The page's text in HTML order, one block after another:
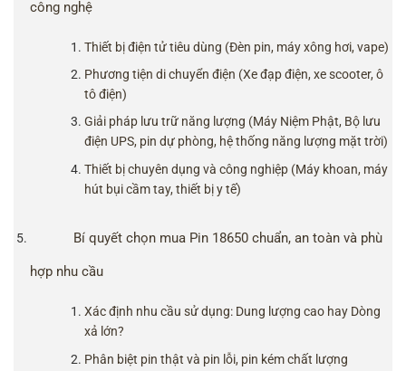
công nghệ
Thiết bị điện tử tiêu dùng (Đèn pin, máy xông hơi, vape)
Phương tiện di chuyển điện (Xe đạp điện, xe scooter, ô
tô điện)
Giải pháp lưu trữ năng lượng (Máy Niệm Phật, Bộ lưu
điện UPS, pin dự phòng, hệ thống năng lượng mặt trời)
Thiết bị chuyên dụng và công nghiệp (Máy khoan, máy
hút bụi cầm tay, thiết bị y tế)
Bí quyết chọn mua Pin 18650 chuẩn, an toàn và phù
hợp nhu cầu
Xác định nhu cầu sử dụng: Dung lượng cao hay Dòng
xả lớn?
Phân biệt pin thật và pin lỗi, pin kém chất lượng